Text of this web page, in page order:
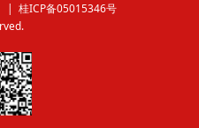
| 桂ICP备05015346号